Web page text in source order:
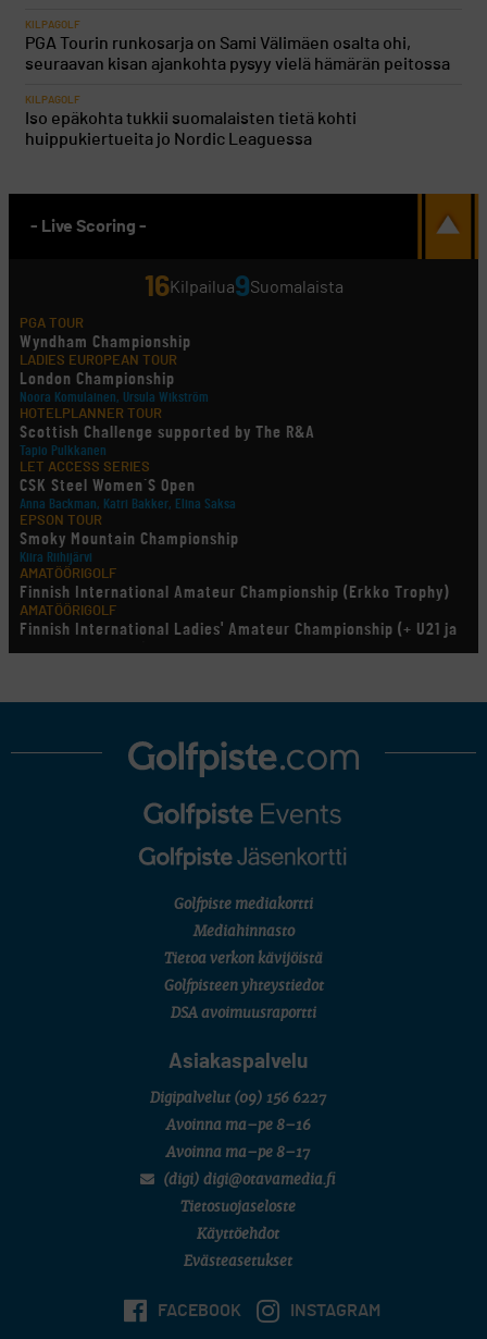
KILPAGOLF
PGA Tourin runkosarja on Sami Välimäen osalta ohi,
seuraavan kisan ajankohta pysyy vielä hämärän peitossa
KILPAGOLF
Iso epäkohta tukkii suomalaisten tietä kohti
huippukiertueita jo Nordic Leaguessa
- Live Scoring -
16Kilpailua9Suomalaista
PGA TOUR
Wyndham Championship
LADIES EUROPEAN TOUR
London Championship
Noora Komulainen, Ursula Wikström
HOTELPLANNER TOUR
Scottish Challenge supported by The R&A
Tapio Pulkkanen
LET ACCESS SERIES
CSK Steel Women´S Open
Anna Backman, Katri Bakker, Elina Saksa
EPSON TOUR
Smoky Mountain Championship
Kiira Riihijärvi
AMATÖÖRIGOLF
Finnish International Amateur Championship (Erkko Trophy)
AMATÖÖRIGOLF
Finnish International Ladies' Amateur Championship (+ U21 ja
U18/FJT/Aulanko)
LEGENDS TOUR
U.S. Women's Amateur Championship
English Boys' (U14) Open Amateur Stroke Play Championship
Eeli Krankka, Lionel Mutikainen
Kivitippu Classic Invitational 2026
SM-reikäpeli (M50/Kymen Golf)
7 (U18 ja U21/pojat/Tahko)
Golfpiste mediakortti
Mediahinnasto
Tietoa verkon kävijöistä
Golfpisteen yhteystiedot
DSA avoimuusraportti
Asiakaspalvelu
Digipalvelut (09) 156 6227
Avoinna ma–pe 8–16
Avoinna ma–pe 8–17
(digi) digi@otavamedia.fi
Tietosuojaseloste
Käyttöehdot
Evästeasetukset
FACEBOOK INSTAGRAM